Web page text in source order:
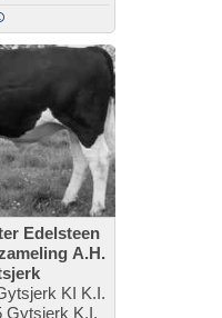
Edelsteen
KI K.I.
Gytsjerk K.I.